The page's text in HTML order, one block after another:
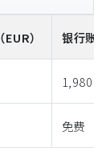
（EUR） 银行账
1,980
免费